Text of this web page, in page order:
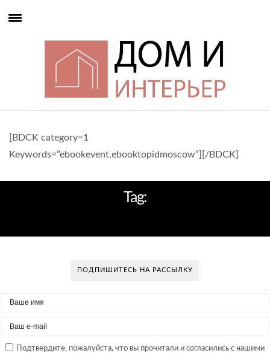
[BDCK category=1
Keywords=”ebookevent,ebooktopidmoscow”][/BDCK]
Tag:
ПОДПИШИТЕСЬ НА РАССЫЛКУ
Подтвердите, пожалуйста, что вы прочитали и согласились с нашими